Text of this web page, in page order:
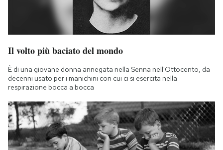
Il volto più baciato del mondo
È di una giovane donna annegata nella Senna nell'Ottocento, da
decenni usato per i manichini con cui ci si esercita nella
respirazione bocca a bocca